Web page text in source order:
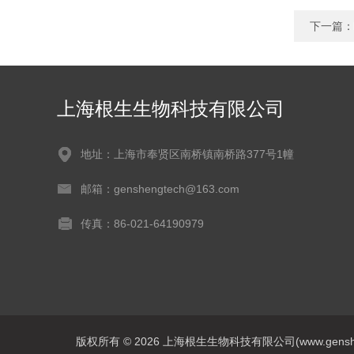
下一篇：
上海根生生物科技有限公司
地址：上海市奉贤区南桥镇南桥路377号1幢
邮箱：genshengtech@163.com
传真：86-021-64190979
版权所有 © 2026 上海根生生物科技有限公司